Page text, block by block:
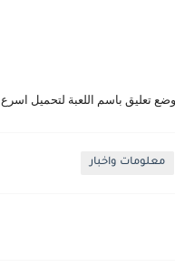
تعليق باسم اللعبة لتحميل اسرع
معلومات واخبار